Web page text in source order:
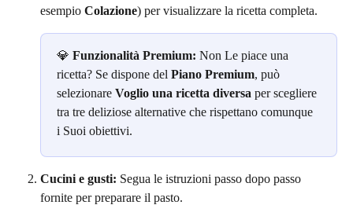
esempio Colazione) per visualizzare la ricetta completa.
💎 Funzionalità Premium: Non Le piace una
ricetta? Se dispone del Piano Premium, può
selezionare Voglio una ricetta diversa per scegliere
tra tre deliziose alternative che rispettano comunque
i Suoi obiettivi.
Cucini e gusti: Segua le istruzioni passo dopo passo
fornite per preparare il pasto.